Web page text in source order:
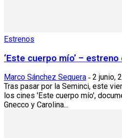
Estrenos
‘Este cuerpo mío’ –
Marco Sánchez Sequera - 2 junio,
Tras pasar por la Seminci, este
los cines 'Este cuerpo mío',
Gnecco y Carolina...